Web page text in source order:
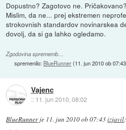
Dopustno? Zagotovo ne.
Mislim, da ne... prej ekstremen
strokovnish standardov novinarskea
dovolj, da si ga lahko ogledamo.
Zgodovina sprememb…
spremenilo: BlueRunner(11. jun 2010 ob 07:43
Vajenc
:: 11. jun 2010, 08:02
BlueRunnerje 11. jun 2010 ob 07:43izjavil: